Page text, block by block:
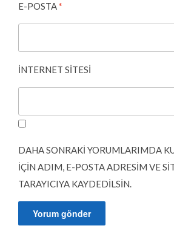
E-POSTA*
İNTERNET SITESI
DAHA SONRAKI YORUMLARIMDA
IÇIN ADIM, E-POSTA ADRESIM VE
TARAYICIYA KAYDEDILSIN.